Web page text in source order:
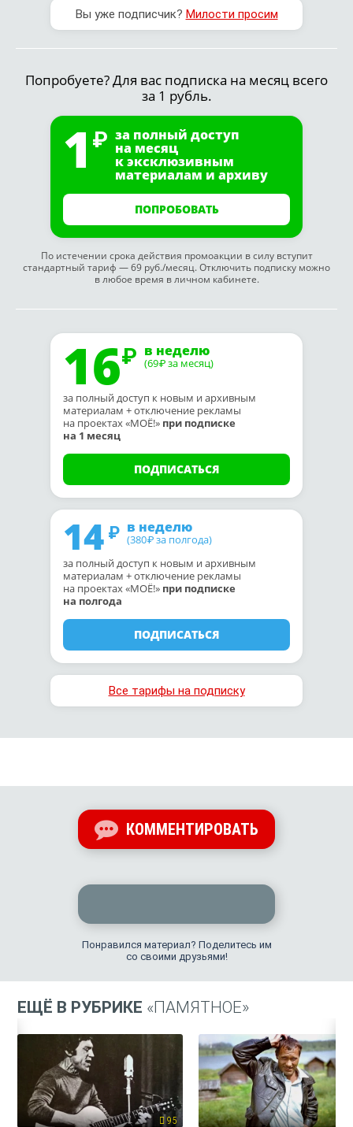
Вы уже подписчик? Милости просим
Попробуете? Для вас подписка на месяц всего
за 1 рубль.
1 за полный доступ
на месяц
к эксклюзивным
материалам и архиву
ПОПРОБОВАТЬ
По истечении срока действия промоакции в силу вступит
стандартный тариф — 69 руб./месяц. Отключить подписку можно
в любое время в личном кабинете.
16 в неделю
(69₽ за месяц)
за полный доступ к новым и архивным
материалам + отключение рекламы
на проектах «МОЁ!» при подписке
на 1 месяц
ПОДПИСАТЬСЯ
14 в неделю
(380₽ за полгода)
за полный доступ к новым и архивным
материалам + отключение рекламы
на проектах «МОЁ!» при подписке
на полгода
ПОДПИСАТЬСЯ
Все тарифы на подписку
КОММЕНТИРОВАТЬ
Понравился материал? Поделитесь им
со своими друзьями!
ЕЩЁ В РУБРИКЕ «ПАМЯТНОЕ»
95